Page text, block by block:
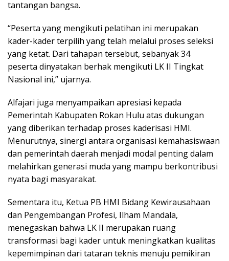
tantangan bangsa.
“Peserta yang mengikuti pelatihan ini merupakan
kader-kader terpilih yang telah melalui proses seleksi
yang ketat. Dari tahapan tersebut, sebanyak 34
peserta dinyatakan berhak mengikuti LK II Tingkat
Nasional ini,” ujarnya.
Alfajari juga menyampaikan apresiasi kepada
Pemerintah Kabupaten Rokan Hulu atas dukungan
yang diberikan terhadap proses kaderisasi HMI.
Menurutnya, sinergi antara organisasi kemahasiswaan
dan pemerintah daerah menjadi modal penting dalam
melahirkan generasi muda yang mampu berkontribusi
nyata bagi masyarakat.
Sementara itu, Ketua PB HMI Bidang Kewirausahaan
dan Pengembangan Profesi, Ilham Mandala,
menegaskan bahwa LK II merupakan ruang
transformasi bagi kader untuk meningkatkan kualitas
kepemimpinan dari tataran teknis menuju pemikiran